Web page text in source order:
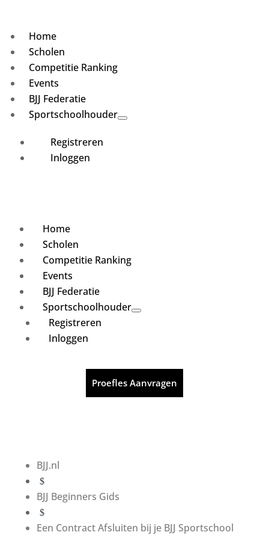
Home
Scholen
Competitie Ranking
Events
BJJ Federatie
Sportschoolhouder
Registreren
Inloggen
Home
Scholen
Competitie Ranking
Events
BJJ Federatie
Sportschoolhouder
Registreren
Inloggen
Proefles Aanvragen
BJJ.nl
$
BJJ Beginners Gids
$
Een Contract Afsluiten bij je BJJ Sportschool